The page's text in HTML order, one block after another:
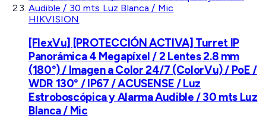
HIKVISION
[FlexVu] [PROTECCIÓN ACTIVA] Turret IP
Panorámica 4 Megapíxel / 2 Lentes 2.8 mm
(180°) / Imagen a Color 24/7 (ColorVu) / PoE /
WDR 130° / IP67 / ACUSENSE / Luz
Estroboscópica y Alarma Audible / 30 mts Luz
Blanca / Mic